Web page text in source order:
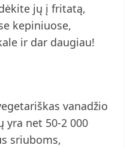
jų į fritatą,
kepiniuose,
ir dar daugiau!
vanadžio
yra net 50-2 000
sriuboms,